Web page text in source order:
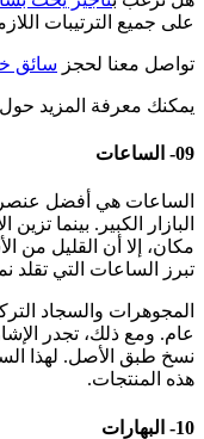
على جميع الترتيبات
تواصل معنا لحجز سائق
يمكنك معرفة المزيد حول
09- الساعات
الساعات هي أفضل
البازار الكبير. بينما
مكان، إلا أن القليل من
تبرز الساعات التي تقلد
المجوهرات والسجاد
عام. ومع ذلك، تجدر
نسخ طبق الأصل. لهذا
هذه المنتجات.
10- البهارات